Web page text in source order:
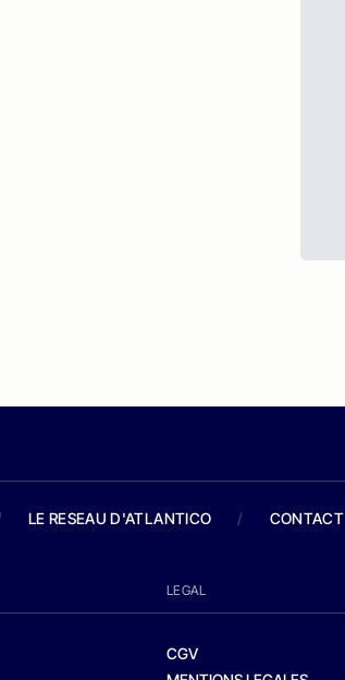
LE RESEAU D'ATLANTICO / CONTACT
LEGAL
CGV